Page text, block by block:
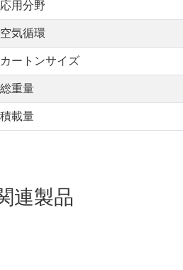
応用分野
空気循環
カートンサイズ
総重量
積載量
連製品